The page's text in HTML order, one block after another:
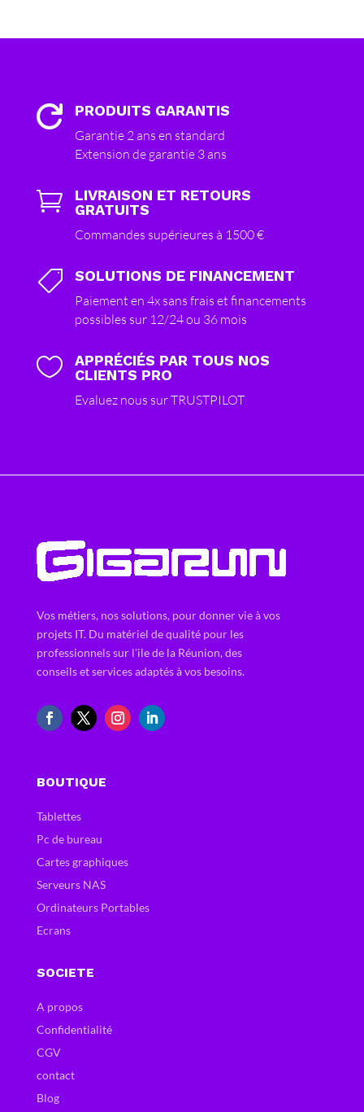
 PRODUITS GARANTIS
Garantie 2 ans en standard
Extension de garantie 3 ans

LIVRAISON ET RETOURS
GRATUITS
Commandes supérieures à 1500 €
 SOLUTIONS DE FINANCEMENT
Paiement en 4x sans frais et financements
possibles sur 12/24 ou 36 mois

APPRÉCIÉS PAR TOUS NOS
CLIENTS PRO
Evaluez nous sur TRUSTPILOT
Vos métiers, nos solutions, pour donner vie à vos
projets IT. Du matériel de qualité pour les
professionnels sur l'ile de la Réunion, des
conseils et services adaptés à vos besoins.
BOUTIQUE
Tablettes
Pc de bureau
Cartes graphiques
Serveurs NAS
Ordinateurs Portables
Ecrans
SOCIETE
A propos
Confidentialité
CGV
contact
Blog